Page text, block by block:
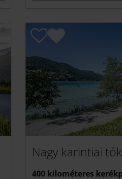
Nagy karintiai
400 kilométeres